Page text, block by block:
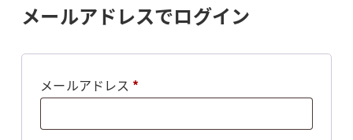
メールアドレスでログイン
メールアドレス *必